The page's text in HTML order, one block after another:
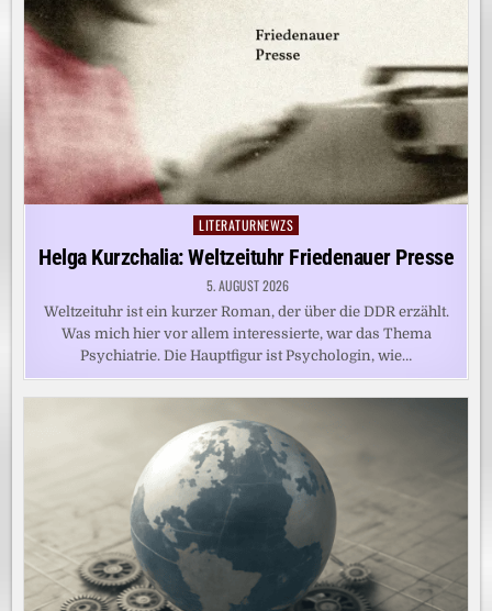
Posted
in
LITERATURNEWZS
Helga Kurzchalia: Weltzeituhr Friedenauer Presse
5. AUGUST 2026
Weltzeituhr ist ein kurzer Roman, der über die DDR erzählt.
Was mich hier vor allem interessierte, war das Thema
Psychiatrie. Die Hauptfigur ist Psychologin, wie…